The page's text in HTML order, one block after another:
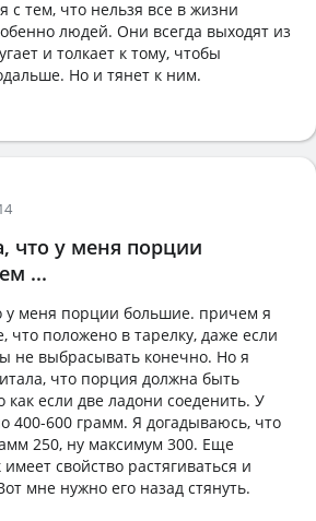
с тем, что нельзя все в жизни
людей. Они всегда выходят из
и толкает к тому, чтобы
Но и тянет к ним.
что у меня порции
...
у меня порции большие. причем я
что положено в тарелку, даже если
не выбрасывать конечно. Но я
что порция должна быть
если две ладони соеденить. У
400-600 грамм. Я догадываюсь, что
250, ну максимум 300. Еще
свойство растягиваться и
мне нужно его назад стянуть.